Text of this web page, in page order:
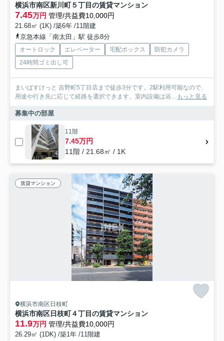
横浜市南区新川町５丁目の賃貸マンション
7.45万円 管理/共益費10,000円
21.68㎡ (1K) /築6年 /11階建
京急本線「南太田」駅 徒歩8分
オートロック エレベーター 宅配ボックス
防犯カメラ
24時間ゴミ出し可
まいばすけっと 吉野町5丁目店まで徒歩3分です。2駅利用可能なので、
用途や行き先に応じて経路を選択できます。室内設備は浴... もっと見る
募集中の部屋
11階
7.45万円
11階 / 21.68㎡ / 1K
賃貸マンション
横浜市南区日枝町
横浜市南区日枝町４丁目の賃貸マンション
11.9万円 管理/共益費10,000円
26.29㎡ (1DK) /築1年 /11階建